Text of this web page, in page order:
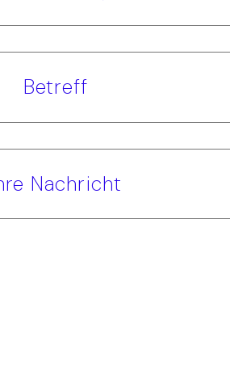
Betreff
Nachricht